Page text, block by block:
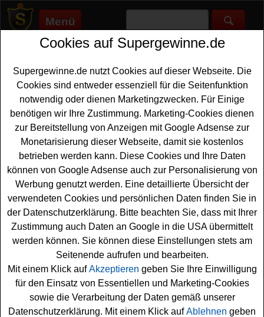
Menü
Supergewinne.de>Gewinnspiele>Technik Gewinnspiele>
Anzeige:
Anzeige:
Elektrotreff Gewinnspiel -
Dampfreiniger gewinnen
Wer gern einen hochwertigenDampfreiniger gewinnen
möchte, sollte sich dieses kostenlose Elektrotreff
Gewinnspiel unbedingt genauer anschauen. Elektrotreff
verlost einen Vileda Steam PLUS mit zwei Mikrofaser-
Ersatzpads. Mit etwas Glück können Sie diesen
Dampfreiniger gewinnen. Falls Sie an dem Elektrotreff
Gewinnspiel kostenlos teilnehmen möchten, müssen Sie
kurz das kleine Aufdeck-Spiel erfolgreich lösen. Danach
können Sie das Formular ausfüllen und sich Ihre
Gewinnchance sichern. Vielleicht haben Sie ja Glück?
Cookies auf Supergewinne.de
Supergewinne.de nutzt Cookies auf dieser Webseite. Die
Cookies sind entweder essenziell für die Seitenfunktion
notwendig oder dienen Marketingzwecken. Für Einige
benötigen wir Ihre Zustimmung. Marketing-Cookies dienen
zur Bereitstellung von Anzeigen mit Google Adsense zur
Monetarisierung dieser Webseite, damit sie kostenlos
betrieben werden kann. Diese Cookies und Ihre Daten
können von Google Adsense auch zur Personalisierung von
Werbung genutzt werden. Eine detaillierte Übersicht der
verwendeten Cookies und persönlichen Daten finden Sie in
der Datenschutzerklärung. Bitte beachten Sie, dass mit Ihrer
Zustimmung auch Daten an Google in die USA übermittelt
werden können. Sie können diese Einstellungen stets am
Seitenende aufrufen und bearbeiten.
Mit einem Klick aufAkzeptieren geben Sie Ihre Einwilligung
für den Einsatz von Essentiellen und Marketing-Cookies
sowie die Verarbeitung der Daten gemäß unserer
Datenschutzerklärung. Mit einem Klick aufAblehnen geben